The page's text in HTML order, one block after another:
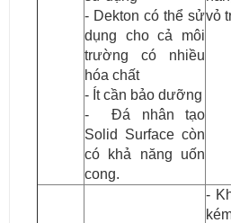
- Dekton có thể sử
dụng cho cả môi
trường có nhiều
hóa chất
- Ít cần bảo dưỡng
- Đá nhân tạo
Solid Surface còn
có khả năng uốn
cong.
vỏ
-